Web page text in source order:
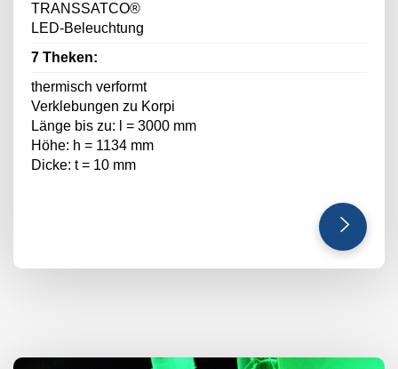
TRANSSATCO®
LED-Beleuchtung
7 Theken:
thermisch verformt
Verklebungen zu Korpi
Länge bis zu: l = 3000 mm
Höhe: h = 1134 mm
Dicke: t = 10 mm